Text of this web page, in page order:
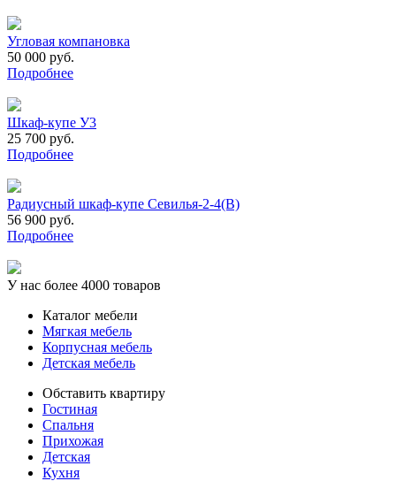
Угловая компановка
50 000 руб.
Подробнее
Шкаф-купе У3
25 700 руб.
Подробнее
Радиусный шкаф-купе Севилья-2-4(В)
56 900 руб.
Подробнее
У нас более 4000 товаров
Каталог мебели
Мягкая мебель
Корпусная мебель
Детская мебель
Обставить квартиру
Гостиная
Спальня
Прихожая
Детская
Кухня